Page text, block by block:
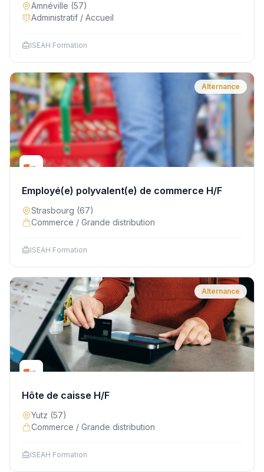
Amnéville (57)
Administratif / Accueil
ISEAH Formation
Alternance
Employé(e) polyvalent(e) de commerce H/F
Strasbourg (67)
Commerce / Grande distribution
ISEAH Formation
Alternance
Hôte de caisse H/F
Yutz (57)
Commerce / Grande distribution
ISEAH Formation